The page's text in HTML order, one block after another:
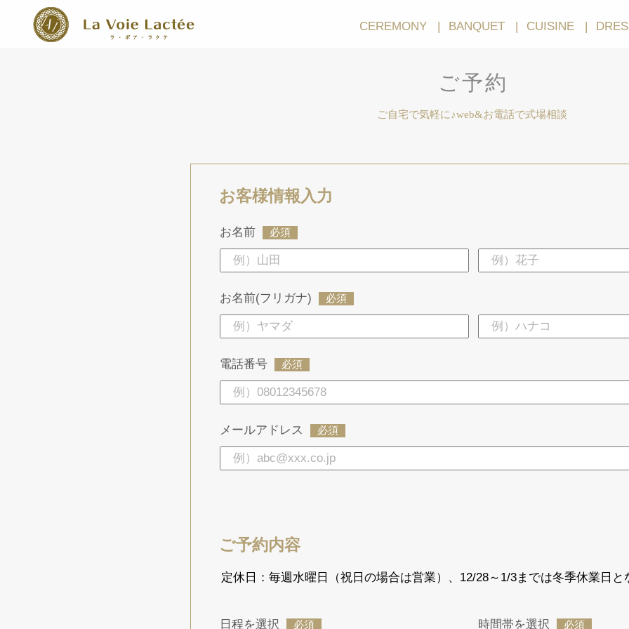
CEREMONY BANQUET CUISINE
ご予約
ご自宅で気軽に♪web&お電話で式場相談
お客様情報入力
お名前 必須
お名前(フリガナ) 必須
電話番号 必須
メールアドレス 必須
ご予約内容
定休日：毎週水曜日（祝日の場合は営業）、12/28～1/3までは冬季休業日と
日程を選択 必須 時間帯を選択 必須